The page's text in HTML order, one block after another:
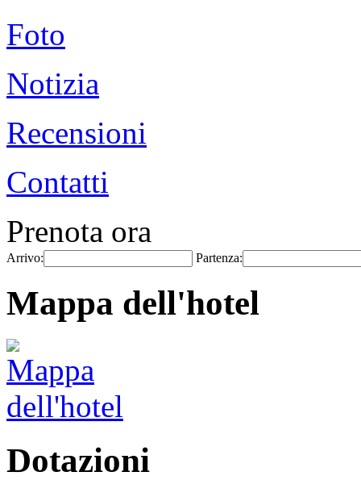
Foto
Notizia
Recensioni
Contatti
Prenota ora
Arrivo: Partenza:
Mappa dell'hotel
Dotazioni